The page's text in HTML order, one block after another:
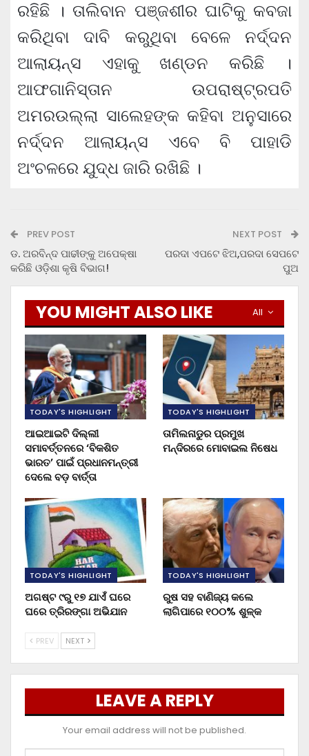
ରହିଛି । ତାଲିବାନ ପଞ୍ଜଶୀର ଘାଟିକୁ କବଜା
କରିଥିବା ଦାବି କରୁଥିବା ବେଳେ ନର୍ଦ୍ଦନ
ଆଲାୟନ୍ସ ଏହାକୁ ଖଣ୍ଡନ କରିଛି ।
ଆଫଗାନିସ୍ତାନ ଉପରାଷ୍ଟ୍ରପତି
ଅମରଉଲ୍ଲା ସାଲେହଙ୍କ କହିବା ଅନୁସାରେ
ନର୍ଦ୍ଦନ ଆଲାୟନ୍ସ ଏବେ ବି ପାହାଡି
ଅଂଚଳରେ ଯୁଦ୍ଧ ଜାରି ରଖିଛି ।
PREV POST
ଡ. ଅରବିନ୍ଦ ପାଢୀଙ୍କୁ ଅପେକ୍ଷା
କରିଛି ଓଡ଼ିଶା କୃଷି ବିଭାଗ!
NEXT POST
ପରଦା ଏପଟେ ଝିଅ,ପରଦା ସେପଟେ
ପୁଅ
All
YOU MIGHT ALSO LIKE
TODAY'S HIGHLIGHT
ଆଇଆଇଟି ଦିଲ୍ଲୀ
ସମାବର୍ତ୍ତନରେ ‘ବିକଶିତ
ଭାରତ’ ପାଇଁ ପ୍ରଧାନମନ୍ତ୍ରୀ
ଦେଲେ ବଡ଼ ବାର୍ତ୍ତା
TODAY'S HIGHLIGHT
ତାମିଲନାଡୁର ପ୍ରମୁଖ
ମନ୍ଦିରରେ ମୋବାଇଲ ନିଷେଧ
TODAY'S HIGHLIGHT
ଅଗଷ୍ଟ ୯ରୁ ୧୭ ଯାଏଁ ଘରେ
ଘରେ ତ୍ରିରଙ୍ଗା ଅଭିଯାନ
TODAY'S HIGHLIGHT
ରୁଷ ସହ ବାଣିଜ୍ୟ କଲେ
ଲାଗିପାରେ ୧୦୦% ଶୁଳ୍କ
PREV NEXT
LEAVE A REPLY
Your email address will not be published.